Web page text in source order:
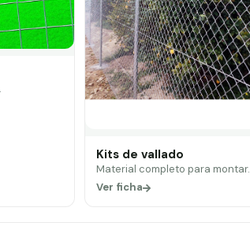
Kits de vallado
Material completo para montar.
Ver ficha